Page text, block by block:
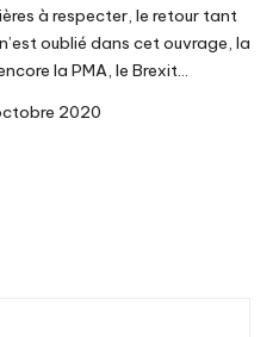
à respecter, le retour tant
oublié dans cet ouvrage, la
la PMA, le Brexit…
2020